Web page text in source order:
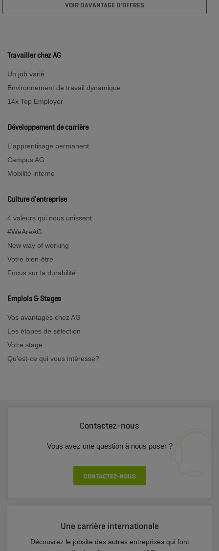
VOIR DAVANTAGE D'OFFRES
Travailler chez AG
Un job varié
Environnement de travail dynamique
14x Top Employer
Développement de carrière
L'apprentisage permanent
Campus AG
Mobilité interne
Culture d'entreprise
4 valeurs qui nous unissent
#WeAreAG
New way of working
Votre bien-être
Focus sur la durabilité
Emplois & Stages
Vos avantages chez AG
Les étapes de sélection
Votre stage
Qu'est-ce qui vous intéresse?
Contactez-nous
Vous avez une question à nous poser ?
CONTACTEZ-NOUS
Une carrière internationale
Découvrez le jobsite des autres entreprises qui font